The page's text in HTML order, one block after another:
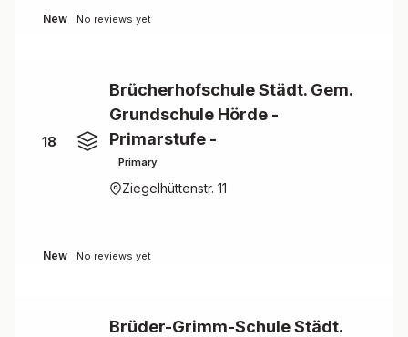
New No reviews yet
18
Brücherhofschule Städt. Gem.
Grundschule Hörde -
Primarstufe -
Primary
Ziegelhüttenstr. 11
New No reviews yet
Brüder-Grimm-Schule Städt.